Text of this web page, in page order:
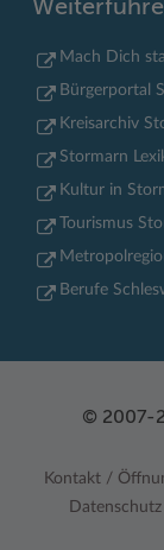
Mach Dich
Bürgerportal
Kreisarchiv
Stormarn
Kultur in
Tourismus
Berufe
© 2007-
Kontakt /
Datenschutz